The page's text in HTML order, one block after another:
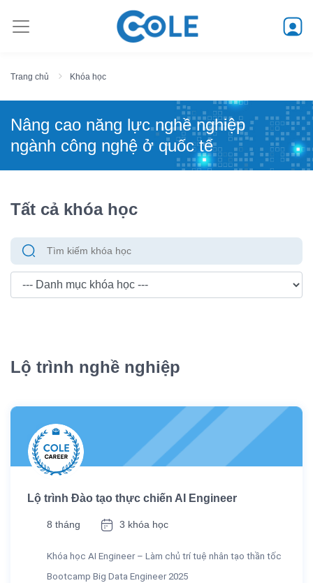
Trang chủ Khóa học
Nâng cao năng lực nghề nghiệp
ngành công nghệ ở quốc tế
Tất cả khóa học
Lộ trình nghề nghiệp
Lộ trình Đào tạo thực chiến AI Engineer
8 tháng 3 khóa học
Khóa học AI Engineer – Làm chủ trí tuệ nhân tạo thần tốc
Bootcamp Big Data Engineer 2025